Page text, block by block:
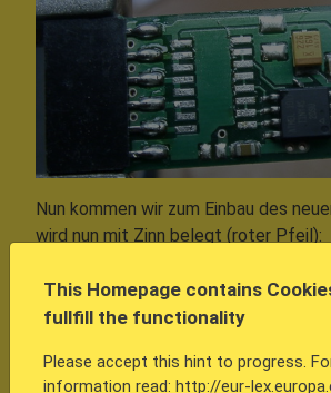
Nun kommen wir zum Einbau des
wird nun mit Zinn belegt (roter Pfeil):
This Homepage contains
fullfill the functionality
Please accept this hint to progress.
information read: http://eur-